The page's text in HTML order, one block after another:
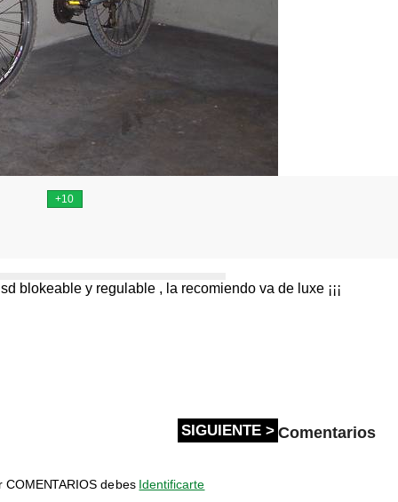
blokeable y regulable , la recomiendo va de luxe ¡¡¡
SIGUIENTE > Comentarios
COMENTARIOS debes Identificarte